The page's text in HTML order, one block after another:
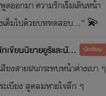
ดออกมา ความรักเริ่มเดินหน้า
เต็มไปด้วยบททดสอบ…” 💫
AVIVANT นักเขียนนิยายยูริและนักออกแบบ นักเขียน
งสายฝนกระทบหน้าต่างเบา ๆ
เบียง สูดลมหายใจลึก ๆ